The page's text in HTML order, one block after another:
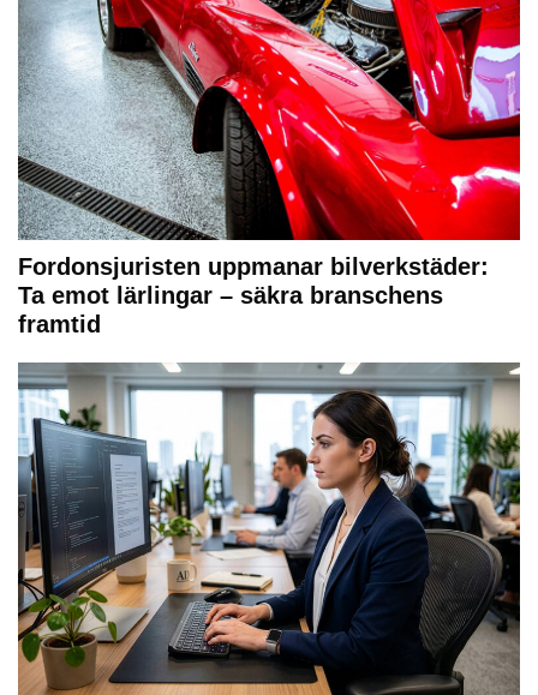
Fordonsjuristen uppmanar bilverkstäder:
Ta emot lärlingar – säkra branschens
framtid